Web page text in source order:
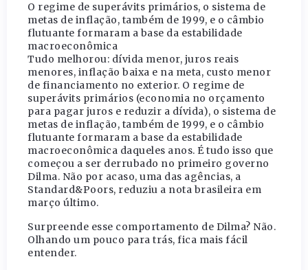
O regime de superávits primários, o sistema de
metas de inflação, também de 1999, e o câmbio
flutuante formaram a base da estabilidade
macroeconômica
Tudo melhorou: dívida menor, juros reais
menores, inflação baixa e na meta, custo menor
de financiamento no exterior. O regime de
superávits primários (economia no orçamento
para pagar juros e reduzir a dívida), o sistema de
metas de inflação, também de 1999, e o câmbio
flutuante formaram a base da estabilidade
macroeconômica daqueles anos. É tudo isso que
começou a ser derrubado no primeiro governo
Dilma. Não por acaso, uma das agências, a
Standard&Poors, reduziu a nota brasileira em
março último.
Surpreende esse comportamento de Dilma? Não.
Olhando um pouco para trás, fica mais fácil
entender.